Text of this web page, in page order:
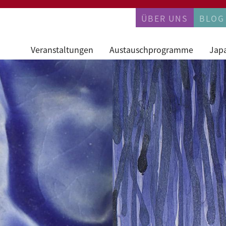
ÜBER UNS BLOG
Veranstaltungen Austauschprogramme